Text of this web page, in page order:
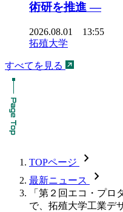
術研を推進 ―
2026.08.01 13:55
拓殖大学
すべてを見る
TOPページ chevron_forward
最新ニュース chevron_forward
「第２回エコ・プロ
で、拓殖大学工業デ